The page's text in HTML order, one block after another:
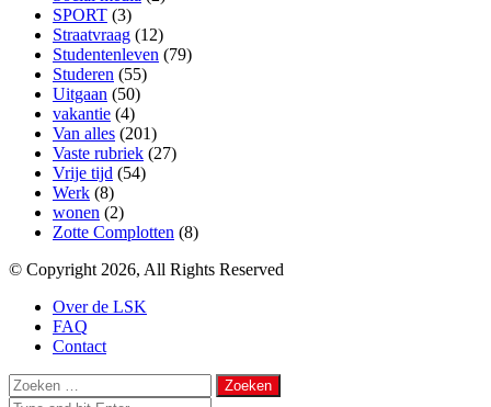
SPORT (3)
Straatvraag (12)
Studentenleven (79)
Studeren (55)
Uitgaan (50)
vakantie (4)
Van alles (201)
Vaste rubriek (27)
Vrije tijd (54)
Werk (8)
wonen (2)
Zotte Complotten (8)
© Copyright 2026, All Rights Reserved
Over de LSK
FAQ
Contact
Facebook
Twitter
WhatsApp
Telegram
Viber
Back
to
Close
Zoeken
naar: